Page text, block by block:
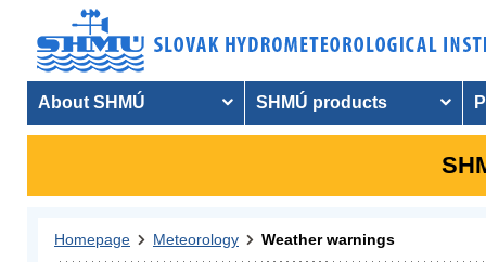
About SHMÚ SHMÚ products
Homepage Meteorology Weather warnings